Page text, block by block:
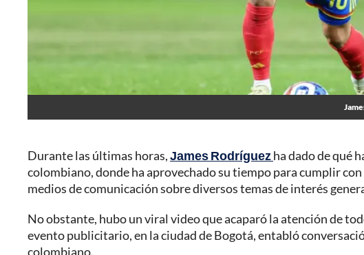
Durante las últimas horas,James Rodríguezha dado de qué
colombiano, donde ha aprovechado su tiempo para cumplir
medios de comunicación sobre diversos temas de interés
No obstante, hubo un viral video que acaparó la atención de
evento publicitario, en la ciudad de Bogotá, entabló
colombiano.